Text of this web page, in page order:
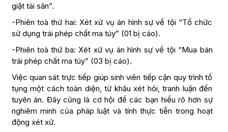
giật tài sản”.
-Phiên toà thứ hai: Xét xử vụ án hình sự về tội “Tổ chức
sử dụng trái phép chất ma túy” (01 bị cáo).
-Phiên toà thứ ba: Xét xử vụ án hình sự về tội “Mua bán
trái phép chất ma túy” (03 bị cáo).
Việc quan sát trực tiếp giúp sinh viên tiếp cận quy trình tố
tụng một cách toàn diện, từ khâu xét hỏi, tranh luận đến
tuyên án. Đây cũng là cơ hội để các bạn hiểu rõ hơn sự
nghiêm minh của pháp luật và tính thực tiễn trong hoạt
động xét xử.